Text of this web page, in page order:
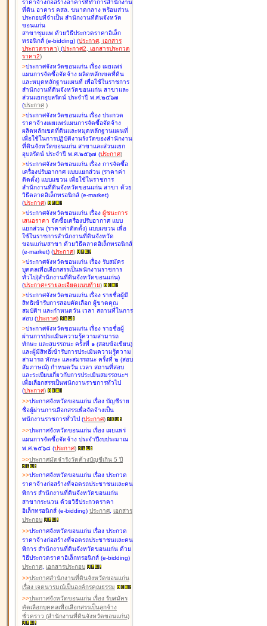
ราคาจ้างก่อสร้างอาคารที่ทำการสำนักงาน
ที่ดิน อาคาร คสล. ขนาดกลาง พร้อมส่วน
ประกอบที่จำเป็น สำนักงานที่ดินจังหวัด
ขอนแก่น
สาขาชุมแพ ด้วยวิธีประกวดราคาอิเล็ก
ทรอนิกส์ (e-bidding) (ประกาศ, เอกสาร
ประกวดราคา) (ประกาศ2, เอกสารประกวด
ราคา2)
>ประกาศจังหวัดขอนแก่น เรื่อง เผยแพร่
แผนการจัดซื้อจัดจ้าง ผลิตหลักเขตที่ดิน
และหมุดหลักฐานแผนที่ เพื่อใช้ในราชการ
สำนักงานที่ดินจังหวัดขอนแก่น สาขาและ
ส่วนแยกอุบลรัตน์ ประจำปี พ.ศ.๒๕๖๗
(ประกาศ )
>ประกาศจังหวัดขอนแก่น เรื่อง ประกวด
ราคาจ้างเผยแพร่แผนการจัดซื้อจัดจ้าง
ผลิตหลักเขตที่ดินและหมุดหลักฐานแผนที่
เพื่อใช้ในการปฏิบัติงานรังวัดของสำนักงาน
ที่ดินจังหวัดขอนแก่น สาขาและส่วนแยก
อุบลรัตน์ ประจำปี พ.ศ.๒๕๖๗ (ประกาศ)
>ประกาศจังหวัดขอนแก่น เรื่อง การจัดซื้อ
เครื่องปรับอากาศ แบบแยกส่วน (ราคาค่า
ติดตั้ง) แบบแขวน เพื่อใช้ในราชการ
สำนักงานที่ดินจังหวัดขอนแก่น สาขา ด้วย
วิธีตลาดอิเล็กทรอนิกส์ (e-market)
(ประกาศ)
>ประกาศจังหวัดขอนแก่น เรื่อง ผู้ชนะการ
เสนอราคา จัดซื้อเครื่องปรับอากาศ แบบ
แยกส่วน (ราคาค่าติดตั้ง) แบบแขวน เพื่อ
ใช้ในราชการสำนักงานที่ดินจังหวัด
ขอนแก่น/สาขา ด้วยวิธีตลาดอิเล็กทรอนิกส์
(e-market) (ประกาศ)
>ประกาศจังหวัดขอนแก่น เรื่อง รับสมัคร
บุคคลเพื่อเลือกสรรเป็นพนักงานราชการ
ทั่วไป(สำนักงานที่ดินจังหวัดขอนแก่น)
(ประกาศ+รายละเอียดแนบท้าย)
>ประกาศจังหวัดขอนแก่น เรื่อง รายชื่อผู้มี
สิทธิเข้ารับการสอบคัดเลือก ผู้ขาดคุณ
สมบัติฯ และกำหนดวัน เวลา สถานที่ในการ
สอบ (ประกาศ)
>ประกาศจังหวัดขอนแก่น เรื่อง รายชื่อผู้
ผ่านการประเมินความรู้ความสามารถ
ทักษะ และสมรรถนะ ครั้งที่ ๑ (สอบข้อเขียน)
และผู้มีสิทธิ์เข้ารับการประเมินความรู้ความ
สามารถ ทักษะ และสมรรถนะ ครั้งที่ ๒ (สอบ
สัมภาษณ์) กำหนดวัน เวลา สถานที่สอบ
และระเบียบเกี่ยวกับการประเมินสมรรถนะฯ
เพื่อเลือกสรรเป็นพนักงานราชการทั่วไป
(ประกาศ)
>>ประกาศจังหวัดขอนแก่น เรื่อง บัญชีราย
ชื่อผู้ผ่านการเลือกสรรเพื่อจัดจ้างเป็น
พนักงานราชการทั่วไป (ประกาศ)
>>ประกาศจังหวัดขอนแก่น เรื่อง เผยแพร่
แผนการจัดซื้อจัดจ้าง ประจำปีงบประมาณ
พ.ศ.๒๕๖๘ (ประกาศ)
>>ประกาศมัดจำรังวัดค้างบัญชีเกิน 5 ปี
>>ประกาศจังหวัดขอนแก่น เรื่อง ประกวด
ราคาจ้างก่อสร้างที่จอดรถประชาชนและคน
พิการ สำนักงานที่ดินจังหวัดขอนแก่น
สาขากระนวน ด้วยวิธีประกวดราคา
อิเล็กทรอนิกส์ (e-bidding) ประกาศ, เอกสาร
ประกอบ
>>ประกาศจังหวัดขอนแก่น เรื่อง ประกวด
ราคาจ้างก่อสร้างที่จอดรถประชาชนและคน
พิการ สำนักงานที่ดินจังหวัดขอนแก่น ด้วย
วิธีประกวดราคาอิเล็กทรอนิกส์ (e-bidding)
ประกาศ, เอกสารประกอบ
>>ประกาศสำนักงานที่ดินจังหวัดขอนแก่น
เรื่อง เจตนารมณ์เป็นองค์กรคุณธรรม
>>ประกาศจังหวัดขอนแก่น เรื่อง รับสมัคร
คัดเลือกบุคคลเพื่อเลือกสรรเป็นลูกจ้าง
ชั่วคราว (สำนักงานที่ดินจังหวัดขอนแก่น)